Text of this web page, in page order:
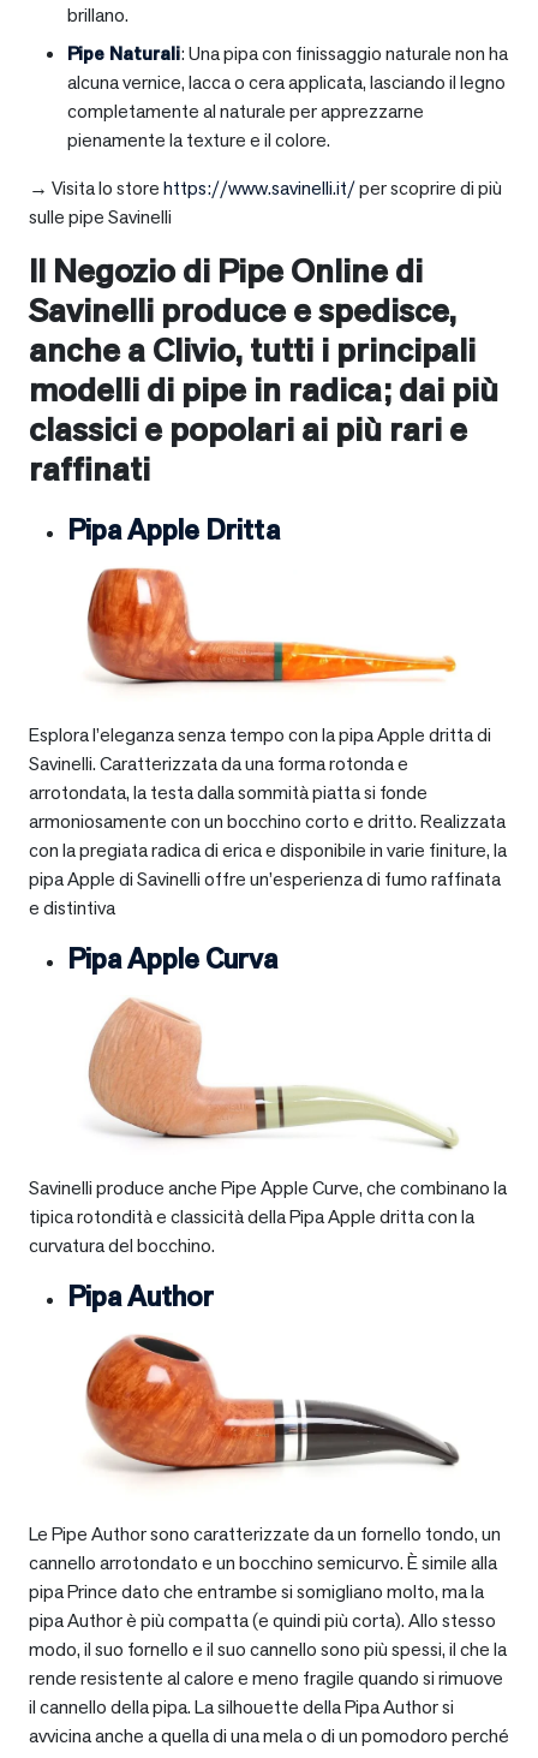
brillano.
Pipe Naturali: Una pipa con finissaggio naturale non ha
alcuna vernice, lacca o cera applicata, lasciando il legno
completamente al naturale per apprezzarne
pienamente la texture e il colore.
→ Visita lo storehttps://www.savinelli.it/per scoprire di più
sulle pipe Savinelli
Il Negozio di Pipe Online di
Savinelli produce e spedisce,
anche aClivio, tutti i principali
modelli di pipe in radica; dai più
classici e popolari ai più rari e
raffinati
Pipa Apple Dritta
Esplora l’eleganza senza tempo con la pipa Apple dritta di
Savinelli. Caratterizzata da una forma rotonda e
arrotondata, la testa dalla sommità piatta si fonde
armoniosamente con un bocchino corto e dritto. Realizzata
con la pregiata radica di erica e disponibile in varie finiture, la
pipa Apple di Savinelli offre un’esperienza di fumo raffinata
e distintiva
Pipa Apple Curva
Savinelli produce anche Pipe Apple Curve, che combinano la
tipica rotondità e classicità della Pipa Apple dritta con la
curvatura del bocchino.
Pipa Author
Le Pipe Author sono caratterizzate da un fornello tondo, un
cannello arrotondato e un bocchino semicurvo. È simile alla
pipa Prince dato che entrambe si somigliano molto, ma la
pipa Author è più compatta (e quindi più corta). Allo stesso
modo, il suo fornello e il suo cannello sono più spessi, il che la
rende resistente al calore e meno fragile quando si rimuove
il cannello della pipa. La silhouette della Pipa Author si
avvicina anche a quella di una mela o di un pomodoro perché